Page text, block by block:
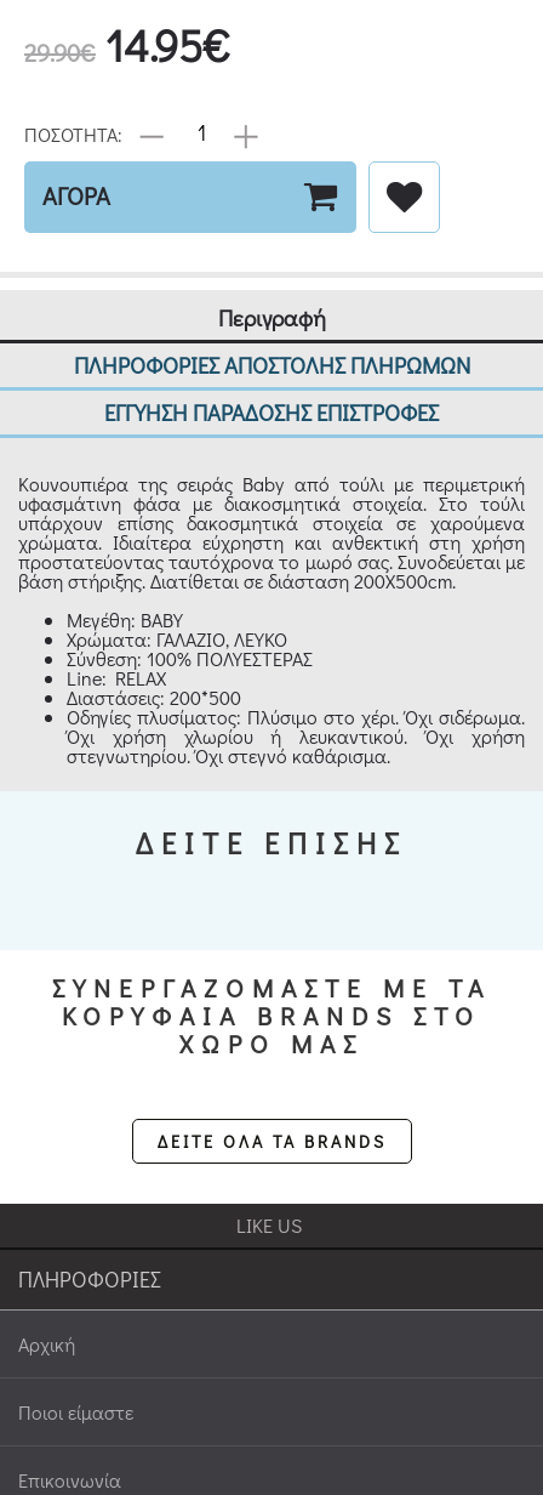
29.90€ 14.95€
ΠΟΣΟΤΗΤΑ:
ΑΓΟΡΑ
Περιγραφή
ΠΛΗΡΟΦΟΡΙΕΣ ΑΠΟΣΤΟΛΗΣ ΠΛΗΡΩΜΩΝ
ΕΓΓΥΗΣΗ ΠΑΡΑΔΟΣΗΣ ΕΠΙΣΤΡΟΦΕΣ
Κουνουπιέρα της σειράς Baby από τούλι με περιμετρική
υφασμάτινη φάσα με διακοσμητικά στοιχεία. Στο τούλι
υπάρχουν επίσης δακοσμητικά στοιχεία σε χαρούμενα
χρώματα. Ιδιαίτερα εύχρηστη και ανθεκτική στη χρήση
προστατεύοντας ταυτόχρονα το μωρό σας. Συνοδεύεται με
βάση στήριξης. Διατίθεται σε διάσταση 200Χ500cm.
Μεγέθη: ΒΑΒΥ
Χρώματα: ΓΑΛΑΖΙΟ, ΛΕΥΚΟ
Σύνθεση: 100% ΠΟΛΥΕΣΤΕΡΑΣ
Line: RELAX
Διαστάσεις: 200*500
Οδηγίες πλυσίματος: Πλύσιμο στο χέρι. Όχι σιδέρωμα.
Όχι χρήση χλωρίου ή λευκαντικού. Όχι χρήση
στεγνωτηρίου. Όχι στεγνό καθάρισμα.
ΔΕΙΤΕ ΕΠΙΣΗΣ
ΣΥΝΕΡΓΑΖΟΜΑΣΤΕ ΜΕ ΤΑ
ΚΟΡΥΦΑΙΑ BRANDS ΣΤΟ
ΧΩΡΟ ΜΑΣ
ΔΕΙΤΕ ΟΛΑ ΤΑ BRANDS
LIKE US
ΠΛΗΡΟΦΟΡΙΕΣ
Αρχική
Ποιοι είμαστε
Επικοινωνία